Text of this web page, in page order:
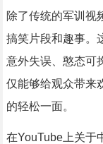
除了传统的军训视
搞笑片段和趣事。
意外失误、憨态可
仅能够给观众带来
的轻松一面。
在YouTube上关于